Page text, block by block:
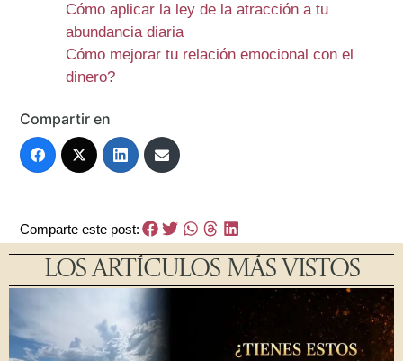
Cómo aplicar la ley de la atracción a tu
abundancia diaria
Cómo mejorar tu relación emocional con el
dinero?
Compartir en
Comparte este post:
LOS ARTÍCULOS MÁS VISTOS